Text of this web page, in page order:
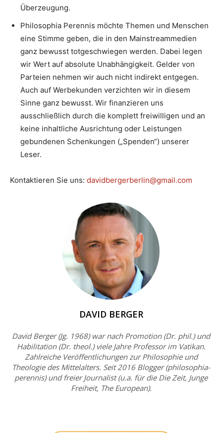
Überzeugung.
Philosophia Perennis möchte Themen und Menschen
eine Stimme geben, die in den Mainstreammedien
ganz bewusst totgeschwiegen werden. Dabei legen
wir Wert auf absolute Unabhängigkeit. Gelder von
Parteien nehmen wir auch nicht indirekt entgegen.
Auch auf Werbekunden verzichten wir in diesem
Sinne ganz bewusst. Wir finanzieren uns
ausschließlich durch die komplett freiwilligen und an
keine inhaltliche Ausrichtung oder Leistungen
gebundenen Schenkungen („Spenden“) unserer
Leser.
Kontaktieren Sie uns: davidbergerberlin@gmail.com
DAVID BERGER
David Berger (Jg. 1968) war nach Promotion (Dr. phil.) und
Habilitation (Dr. theol.) viele Jahre Professor im Vatikan.
Zahlreiche Veröffentlichungen zur Philosophie und
Theologie des Mittelalters. Seit 2016 Blogger (philosophia-
perennis) und freier Journalist (u.a. für die Die Zeit, Junge
Freiheit, The European).